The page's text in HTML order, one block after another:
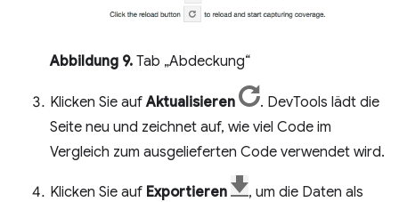
Abbildung 9. Tab „Abdeckung“
Klicken Sie aufAktualisieren
. DevTools lädt die
Seite neu und zeichnet auf, wie viel Code im
Vergleich zum ausgelieferten Code verwendet wird.
Klicken Sie auf Exportieren
, um die Daten als